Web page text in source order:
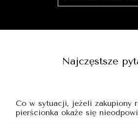
Najczęstsze
Co w sytuacji, jeżeli zakupiony
pierścionka okaże się